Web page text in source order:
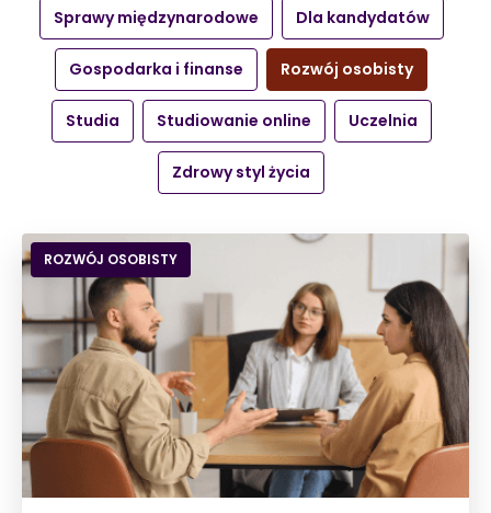
Sprawy międzynarodowe Dla kandydatów
Gospodarka i finanse Rozwój osobisty
Studia Studiowanie online Uczelnia
Zdrowy styl życia
ROZWÓJ OSOBISTY